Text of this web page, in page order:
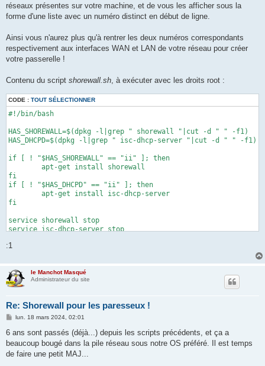
réseaux présentes sur votre machine, et de vous les afficher sous la
forme d'une liste avec un numéro distinct en début de ligne.
Ainsi vous n'aurez plus qu'à rentrer les deux numéros correspondants
respectivement aux interfaces WAN et LAN de votre réseau pour créer
votre passerelle !
Contenu du script shorewall.sh , à exécuter avec les droits root :
CODE : TOUT SÉLECTIONNER
#!/bin/bash
HAS_SHOREWALL=$(dpkg -l|grep " shorewall "|cut -d " " -f1)
HAS_DHCPD=$(dpkg -l|grep " isc-dhcp-server "|cut -d " " -f1)
if [ ! "$HAS_SHOREWALL" == "ii" ]; then
fi
if [ ! "$HAS_DHCPD" == "ii" ]; then
fi
service shorewall stop
service isc-dhcp-server stop
echo -e "\nInterfaces disponibles :"
INTERFACES=$(ifconfig|cut -d' ' -f1|sed '/^$/d')
for interface in $INTERFACES; do
	echo -e "$i / $interface";
ARR=($INTERFACES)
echo -e ""
read -r -n 1 -p "Numéro interface WAN ? " NUMWAN
echo -e ""
:1
le Manchot Masqué
Administrateur du site
Re: Shorewall pour les paresseux !
M
s
a
g
lun. 18 mars 2024, 02:01
6 ans sont passés (déjà...) depuis les scripts précédents, et ça a
beaucoup bougé dans la pile réseau sous notre OS préféré. Il est temps
de faire une petit MAJ...